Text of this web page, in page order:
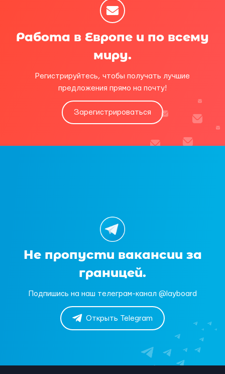
Работа в Европе и по всему
миру.
Регистрируйтесь, чтобы получать лучшие
предложения прямо на почту!
Зарегистрироваться
Не пропусти вакансии за
границей.
Подпишись на наш телеграм-канал @layboard
Открыть Telegram